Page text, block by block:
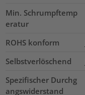
Min. Schrumpftemp
eratur
ROHS konform
Selbstverlöschend
Spezifischer Durchg
angswiderstand